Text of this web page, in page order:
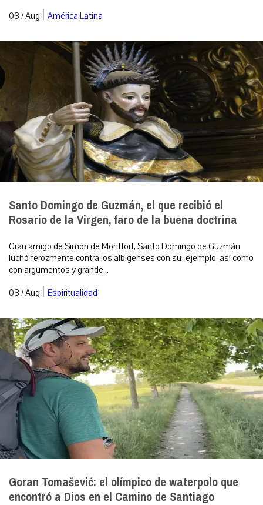
08 / Aug | América Latina
Santo Domingo de Guzmán, el que recibió el
Rosario de la Virgen, faro de la buena doctrina
Gran amigo de Simón de Montfort, Santo Domingo de Guzmán
luchó ferozmente contra los albigenses con su ejemplo, así como
con argumentos y grande...
08 / Aug | Espiritualidad
Goran Tomašević: el olímpico de waterpolo que
encontró a Dios en el Camino de Santiago